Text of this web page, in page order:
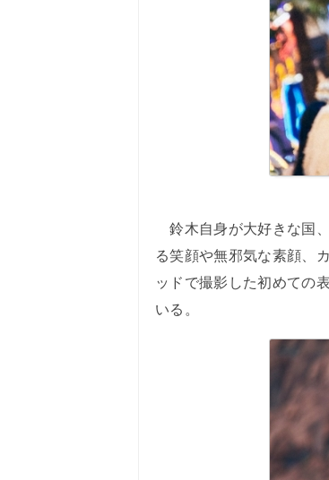
鈴木自身が大好きな国
る笑顔や無邪気な素顔、
ッドで撮影した初めての
いる。